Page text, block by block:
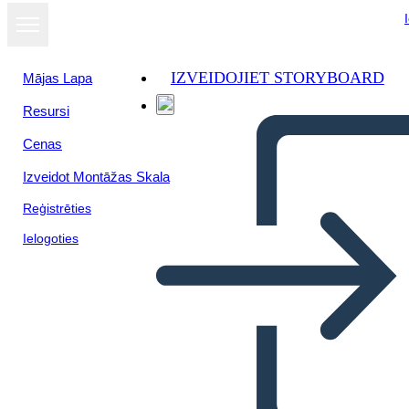
Mājas Lapa
Resursi
Cenas
Izveidot Montāžas Skala
Reģistrēties
Ielogoties
IZVEIDOJIET STORYBOARD